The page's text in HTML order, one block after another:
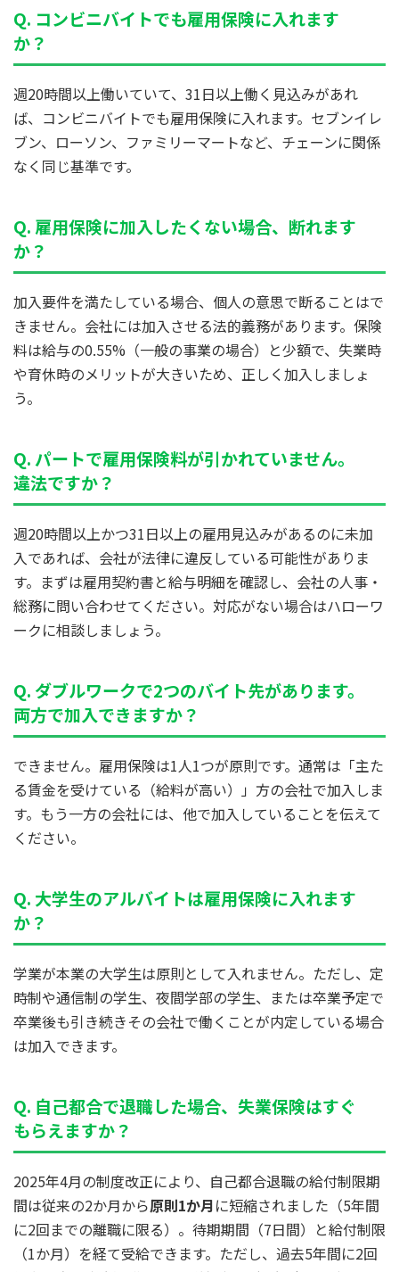
Q. コンビニバイトでも雇用保険に入れます
か？
週20時間以上働いていて、31日以上働く見込みがあれ
ば、コンビニバイトでも雇用保険に入れます。セブンイレ
ブン、ローソン、ファミリーマートなど、チェーンに関係
なく同じ基準です。
Q. 雇用保険に加入したくない場合、断れます
か？
加入要件を満たしている場合、個人の意思で断ることはで
きません。会社には加入させる法的義務があります。保険
料は給与の0.55%（一般の事業の場合）と少額で、失業時
や育休時のメリットが大きいため、正しく加入しましょ
う。
Q. パートで雇用保険料が引かれていません。
違法ですか？
週20時間以上かつ31日以上の雇用見込みがあるのに未加
入であれば、会社が法律に違反している可能性がありま
す。まずは雇用契約書と給与明細を確認し、会社の人事・
総務に問い合わせてください。対応がない場合はハローワ
ークに相談しましょう。
Q. ダブルワークで2つのバイト先があります。
両方で加入できますか？
できません。雇用保険は1人1つが原則です。通常は「主た
る賃金を受けている（給料が高い）」方の会社で加入しま
す。もう一方の会社には、他で加入していることを伝えて
ください。
Q. 大学生のアルバイトは雇用保険に入れます
か？
学業が本業の大学生は原則として入れません。ただし、定
時制や通信制の学生、夜間学部の学生、または卒業予定で
卒業後も引き続きその会社で働くことが内定している場合
は加入できます。
Q. 自己都合で退職した場合、失業保険はすぐ
もらえますか？
2025年4月の制度改正により、自己都合退職の給付制限期
間は従来の2か月から原則1か月に短縮されました（5年間
に2回までの離職に限る）。待期期間（7日間）と給付制限
（1か月）を経て受給できます。ただし、過去5年間に2回